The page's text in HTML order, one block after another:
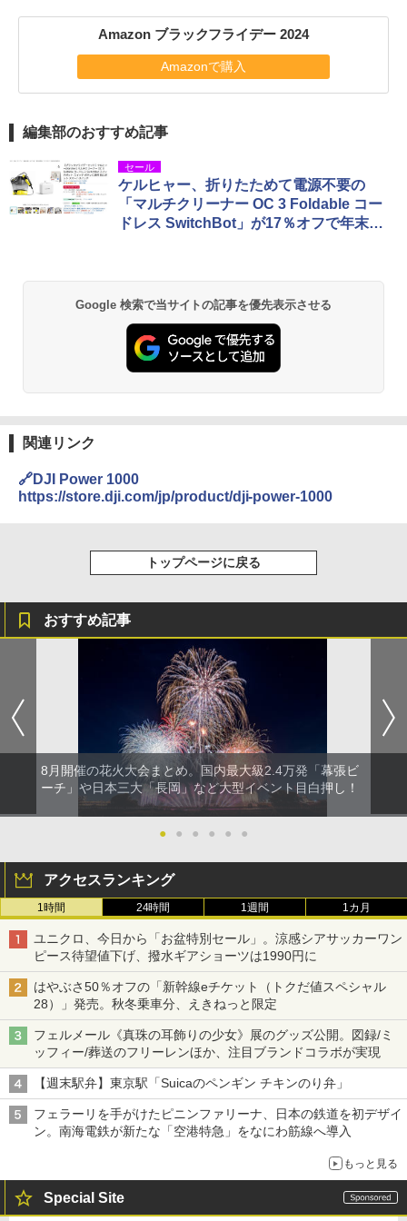
Amazon ブラックフライデー 2024
Amazonで購入
編集部のおすすめ記事
セール
ケルヒャー、折りたためて電源不要の
「マルチクリーナー OC 3 Foldable コー
ドレス SwitchBot」が17％オフで年末の
Google 検索で当サイトの記事を優先表示させる
関連リンク
🔗DJI Power 1000
https://store.dji.com/jp/product/dji-power-1000
トップページに戻る
おすすめ記事
8月開催の花火大会まとめ。国内最大級2.4万発「幕張ビ
ーチ」や日本三大「長岡」など大型イベント目白押し！
● ● ● ● ● ●
アクセスランキング
1時間 24時間 1週間 1カ月
ユニクロ、今日から「お盆特別セール」。涼感シアサッカーワン
ピース待望値下げ、撥水ギアショーツは1990円に
はやぶさ50％オフの「新幹線eチケット（トクだ値スペシャル
28）」発売。秋冬乗車分、えきねっと限定
フェルメール《真珠の耳飾りの少女》展のグッズ公開。図録/ミ
ッフィー/葬送のフリーレンほか、注目ブランドコラボが実現
【週末駅弁】東京駅「Suicaのペンギン チキンのり弁」
フェラーリを手がけたピニンファリーナ、日本の鉄道を初デザイ
ン。南海電鉄が新たな「空港特急」をなにわ筋線へ導入
もっと見る
Special Site